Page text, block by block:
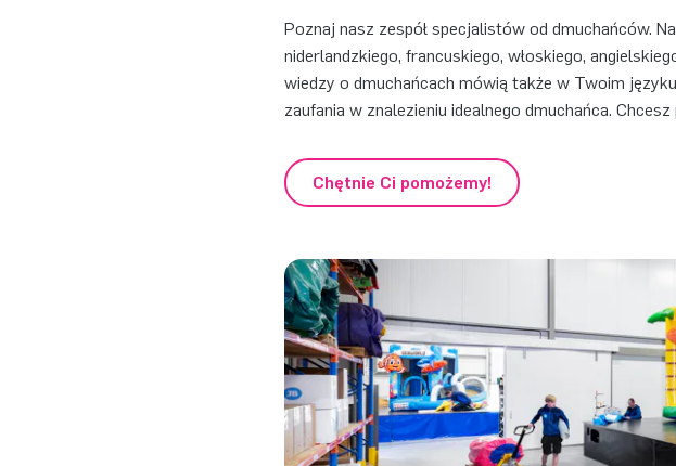
Poznaj nasz zespół specjalistów od dmuchańców.
niderlandzkiego, francuskiego, włoskiego,
wiedzy o dmuchańcach mówią także w Twoim
zaufania w znalezieniu idealnego dmuchańca.
Chętnie Ci pomożemy!